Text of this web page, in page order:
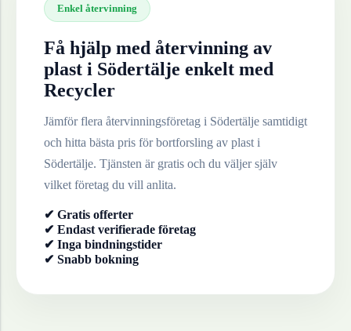
Enkel återvinning
Få hjälp med återvinning av
plast i Södertälje enkelt med
Recycler
Jämför flera återvinningsföretag i Södertälje samtidigt
och hitta bästa pris för bortforsling av plast i
Södertälje. Tjänsten är gratis och du väljer själv
vilket företag du vill anlita.
✔ Gratis offerter
✔ Endast verifierade företag
✔ Inga bindningstider
✔ Snabb bokning